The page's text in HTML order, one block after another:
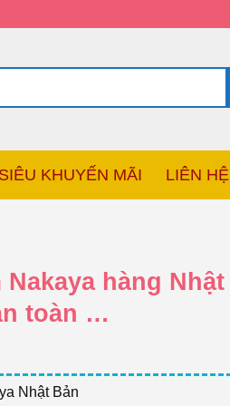
SIÊU KHUYẾN MÃI LIÊN HỆ
hàng Nhật
toàn …
Nhật Bản